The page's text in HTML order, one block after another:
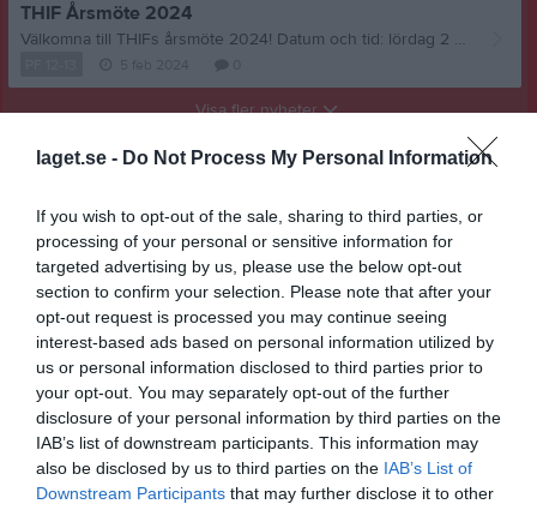
laget.se - Do Not Process My Personal Information
If you wish to opt-out of the sale, sharing to third parties, or
processing of your personal or sensitive information for
targeted advertising by us, please use the below opt-out
section to confirm your selection. Please note that after your
opt-out request is processed you may continue seeing
interest-based ads based on personal information utilized by
us or personal information disclosed to third parties prior to
your opt-out. You may separately opt-out of the further
disclosure of your personal information by third parties on the
IAB’s list of downstream participants. This information may
also be disclosed by us to third parties on the IAB’s List of
Downstream Participants that may further disclose it to other
THIF Årsmöte 2024
Välkomna till THIFs årsmöte 2024! Datum och tid: lördag 2 mars 2024 kl 10.00. Plats: Tornavallen, Åsdalsvägen 5 klubbstugan eller digitalt Ingen anmälan behövs för att delta i klubbstugan. För att delta digitalt eller få tillgång till material inför mötet kontakta maria.glatz@gmail.com eller på 0708-25 96 31. Material anslås en vecka före mötet på klubbens anslagstavla på Tornavallen. Motioner till årsmötet skall vara styrelsen tillhanda senast 14 dagar före (dvs 2024-02-17), skickas till ordföranden på hans e-post bengt@thif.se eller per brev till Bengt Mårtensson, Trollskogsvägen 12, 247 45 Torna Hällestad. Välkomna! THIF Styrelse 2023
Visa fler nyheter